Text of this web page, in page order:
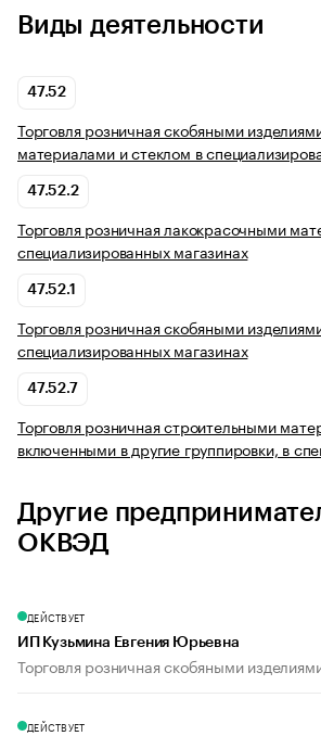
Виды деятельности
47.52
Торговля розничная скобяными
материалами и стеклом в
47.52.2
Торговля розничная лакокрасочными
специализированных магазинах
47.52.1
Торговля розничная скобяными
специализированных магазинах
47.52.7
Торговля розничная строительными
включенными в другие группировки, в
Другие
ОКВЭД
ДЕЙСТВУЕТ
ИП Кузьмина Евгения Юрьевна
Торговля розничная скобяными
ДЕЙСТВУЕТ